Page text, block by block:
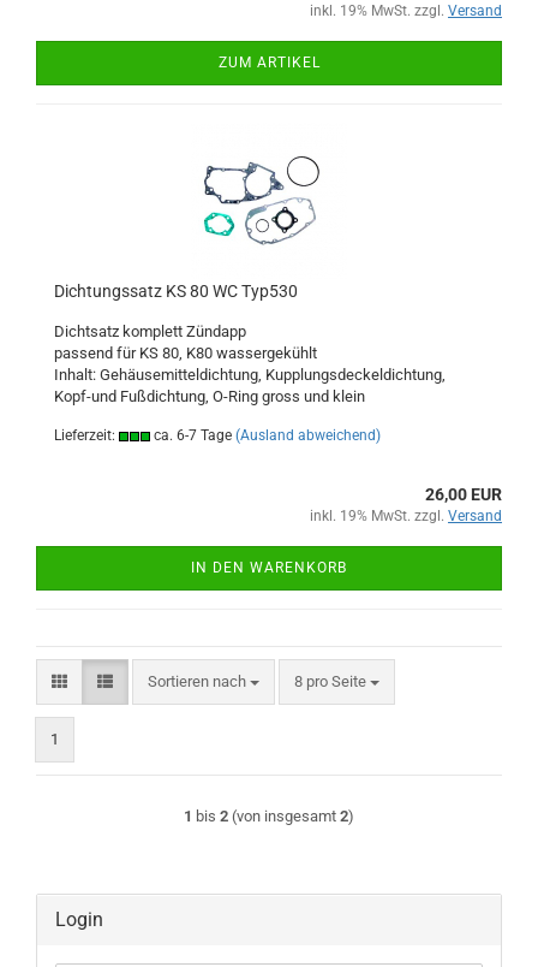
inkl. 19% MwSt. zzgl. Versand
ZUM ARTIKEL
Dichtungssatz KS 80 WC Typ530
Dichtsatz komplett Zündapp
passend für KS 80, K80 wassergekühlt
Inhalt: Gehäusemitteldichtung, Kupplungsdeckeldichtung,
Kopf-und Fußdichtung, O-Ring gross und klein
Lieferzeit: ca. 6-7 Tage (Ausland abweichend)
26,00 EUR
inkl. 19% MwSt. zzgl. Versand
IN DEN WARENKORB
Sortieren nach
Sortieren nach 8 pro Seite
pro Seite
1
1 bis 2 (von insgesamt 2)
Login